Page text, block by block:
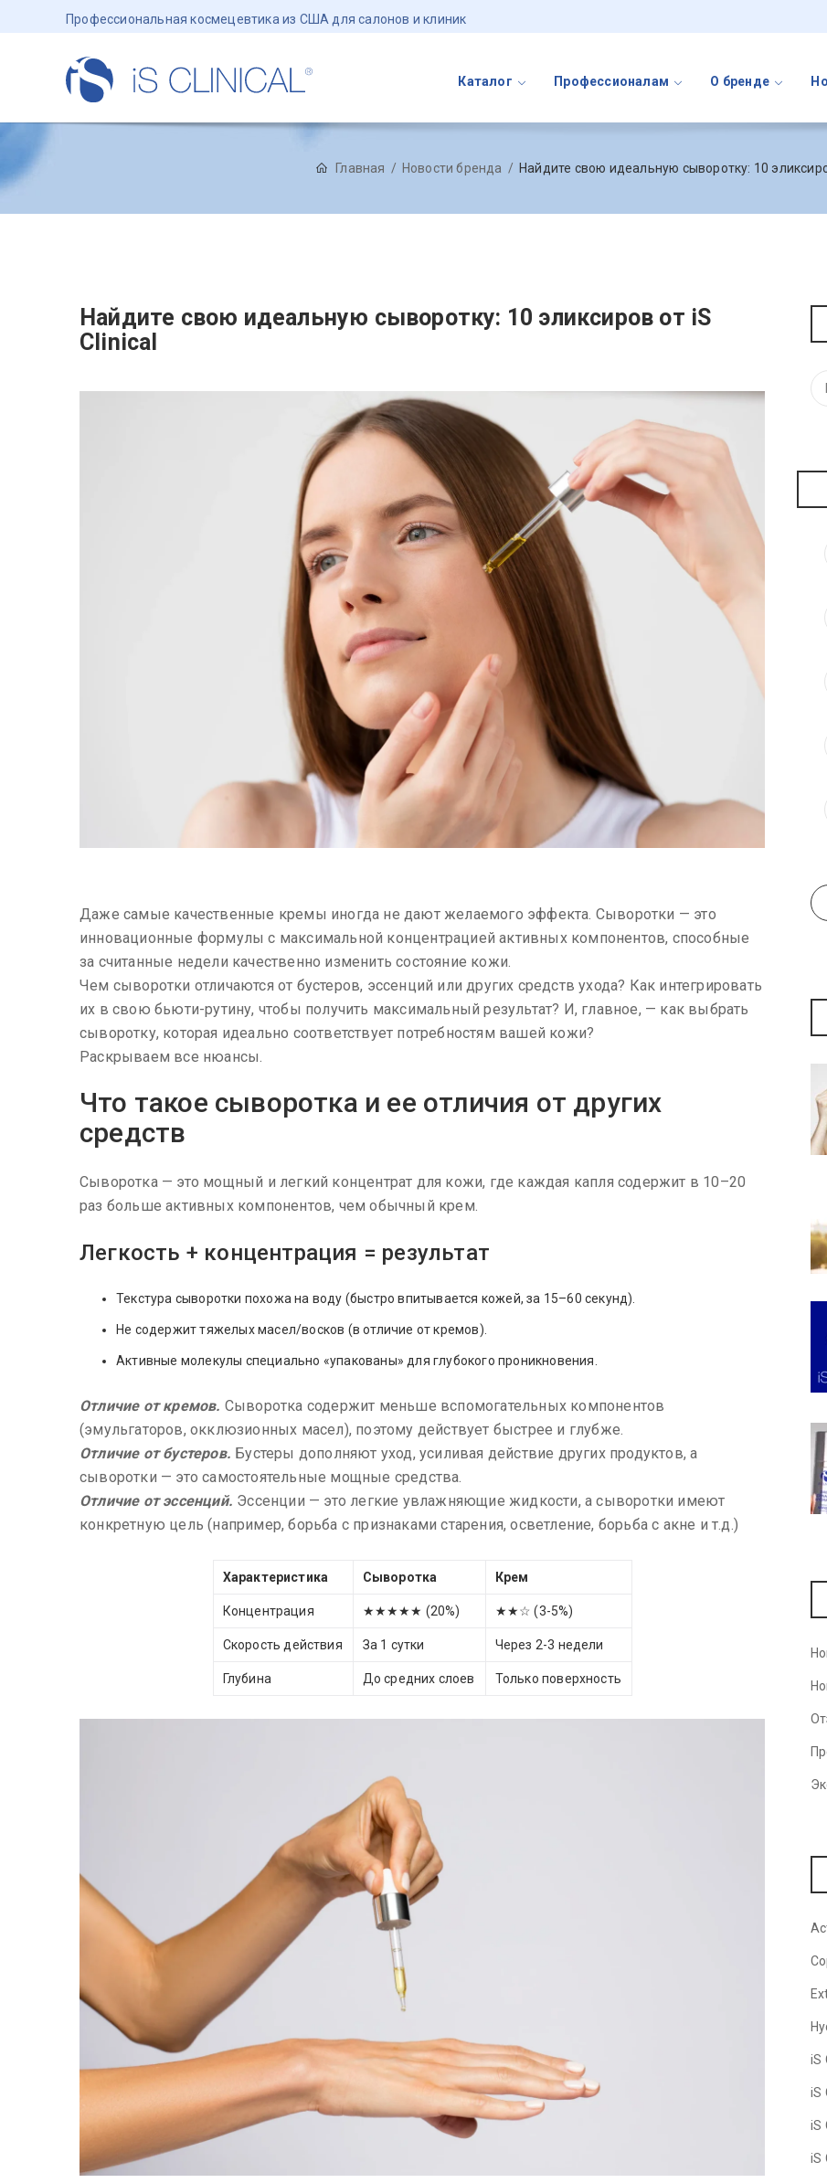
Профессиональная космецевтика из США для салонов и клиник
Каталог Профессионалам О бренде
Главная Новости бренда Найдите свою идеальную сыворотку: 10
Найдите свою идеальную сыворотку: 10 эликсиров от iS
Clinical
Даже самые качественные кремы иногда не дают желаемого эффекта. Сыворотки — это
инновационные формулы с максимальной концентрацией активных компонентов, способные
за считанные недели качественно изменить состояние кожи.
Чем сыворотки отличаются от бустеров, эссенций или других средств ухода? Как интегрировать
их в свою бьюти-рутину, чтобы получить максимальный результат? И, главное, — как выбрать
сыворотку, которая идеально соответствует потребностям вашей кожи?
Раскрываем все нюансы.
Что такое сыворотка и ее отличия от других
средств
Сыворотка — это мощный и легкий концентрат для кожи, где каждая капля содержит в 10–20
раз больше активных компонентов, чем обычный крем.
Легкость + концентрация = результат
Текстура сыворотки похожа на воду (быстро впитывается кожей, за 15–60 секунд).
Не содержит тяжелых масел/восков (в отличие от кремов).
Активные молекулы специально «упакованы» для глубокого проникновения.
Отличие от кремов. Сыворотка содержит меньше вспомогательных компонентов
(эмульгаторов, окклюзионных масел), поэтому действует быстрее и глубже.
Отличие от бустеров. Бустеры дополняют уход, усиливая действие других продуктов, а
сыворотки — это самостоятельные мощные средства.
Отличие от эссенций. Эссенции — это легкие увлажняющие жидкости, а сыворотки имеют
конкретную цель (например, борьба с признаками старения, осветление, борьба с акне и т.д.)
Характеристика Сыворотка Крем
Концентрация ★★★★★ (20%) ★★☆ (3-5%)
Скорость действия За 1 сутки Через 2-3 недели
Глубина До средних слоев Только поверхность
iS
iS
iS
iS